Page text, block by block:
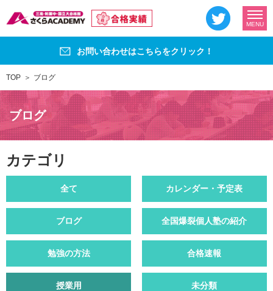
MENU
お問い合わせはこちらをクリック！
TOP ブログ
ブログ
カテゴリ
全て カレンダー・予定表
ブログ 全国爆裂個人塾の紹介
勉強の方法 合格速報
授業用 未分類